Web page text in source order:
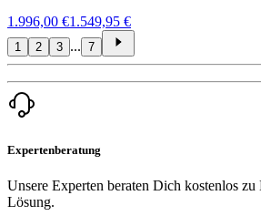
1.996,00 €1.549,95 €
1 2 3 ... 7
Expertenberatung
Unsere Experten beraten Dich kostenlos
Lösung.